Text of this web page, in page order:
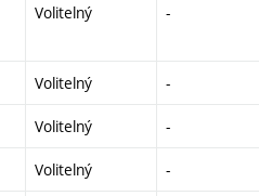
Volitelný -
Volitelný -
Volitelný -
Volitelný -